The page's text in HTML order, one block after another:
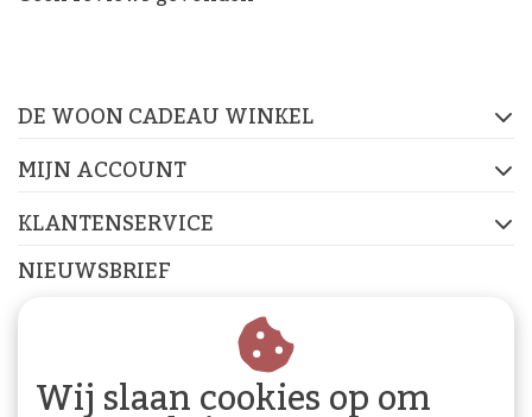
DE WOON CADEAU WINKEL
MIJN ACCOUNT
KLANTENSERVICE
NIEUWSBRIEF
Abonneer je op onze nieuwsbrief om op de hoogte te
Wij slaan cookies op om